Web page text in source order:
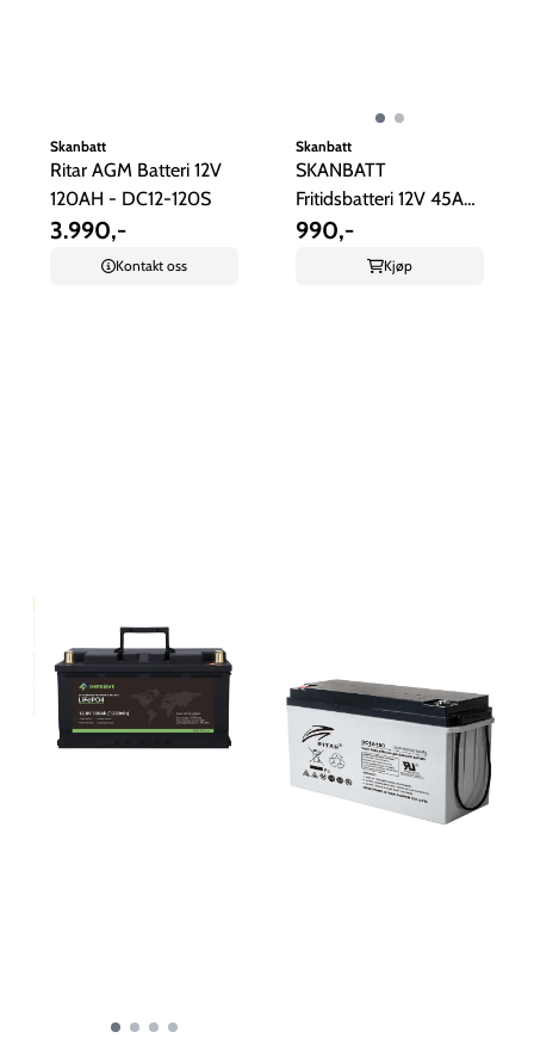
Skanbatt
Ritar AGM Batteri 12V
120AH - DC12-120S
3.990,-
Kontakt oss
Skanbatt
SKANBATT
Fritidsbatteri 12V 45AH
400CCA
990,-
Kjøp